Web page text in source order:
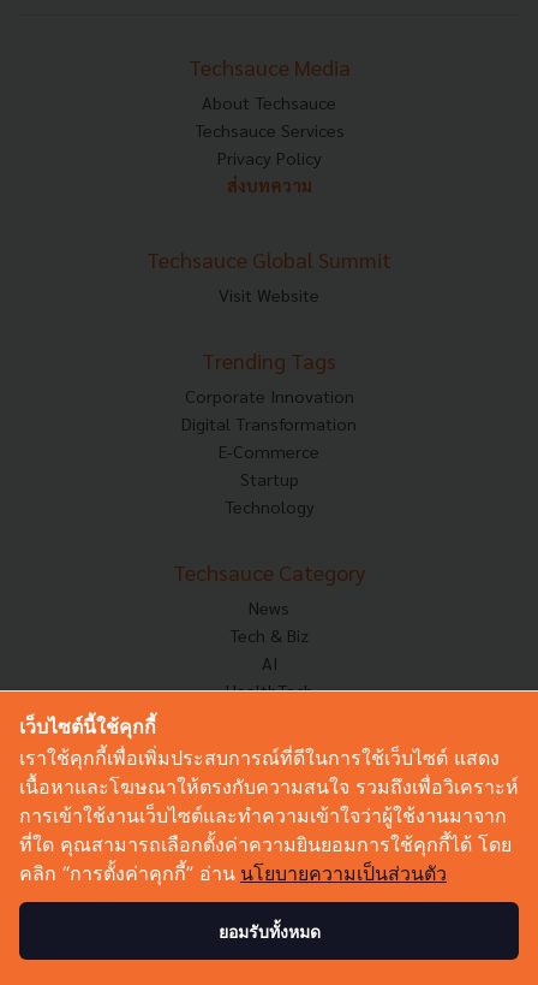
Techsauce Media
About Techsauce
Techsauce Services
Privacy Policy
ส่งบทความ
Techsauce Global Summit
Visit Website
Trending Tags
Corporate Innovation
Digital Transformation
E-Commerce
Startup
Technology
Techsauce Category
News
Tech & Biz
AI
HealthTech
Corp Innov
Saucy Thoughts
Sustainable
Videos
Podcast
เว็บไซต์นี้ใช้คุกกี้
เราใช้คุกกี้เพื่อเพิ่มประสบการณ์ที่ดีในการใช้เว็บไซต์ แสดง
เนื้อหาและโฆษณาให้ตรงกับความสนใจ รวมถึงเพื่อวิเคราะห์
การเข้าใช้งานเว็บไซต์และทำความเข้าใจว่าผู้ใช้งานมาจาก
ที่ใด คุณสามารถเลือกตั้งค่าความยินยอมการใช้คุกกี้ได้ โดย
คลิก “การตั้งค่าคุกกี้” อ่าน นโยบายความเป็นส่วนตัว
ยอมรับทั้งหมด